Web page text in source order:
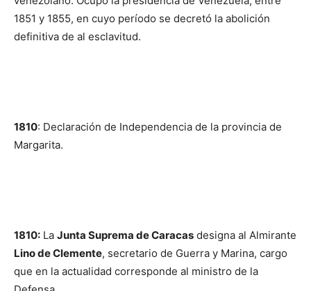
1851 y 1855, en cuyo período se decretó la abolición
definitiva de al esclavitud.
1810: Declaración de Independencia de la provincia de
Margarita.
1810: La Junta Suprema de Caracas designa al Almirante
Lino de Clemente, secretario de Guerra y Marina, cargo
que en la actualidad corresponde al ministro de la